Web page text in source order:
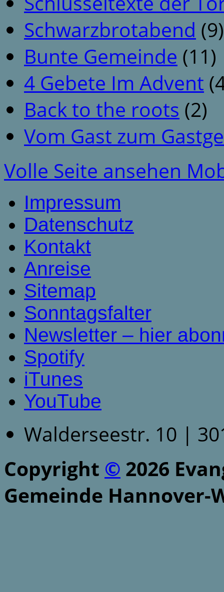
Schwarzbrotabend (9)
Bunte Gemeinde (11)
4 Gebete Im Advent
Back to the roots (2)
Vom Gast zum
Volle Seite ansehen
Impressum
Datenschutz
Kontakt
Anreise
Sitemap
Sonntagsfalter
Newsletter – hier
Spotify
iTunes
YouTube
Walderseestr. 10 |
Copyright © 2026
Gemeinde Hannover-